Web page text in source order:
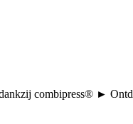
combipress® ►